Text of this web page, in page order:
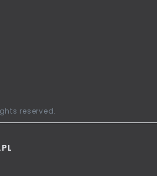
reserved.